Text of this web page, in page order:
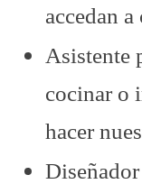
accedan
Asistente
cocinar o
hacer